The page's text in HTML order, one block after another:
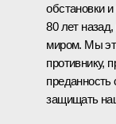
обстановки
80 лет
миром. Мы
противнику,
преданность
защищать